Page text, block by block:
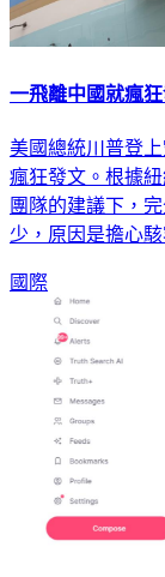
一飛離中國就瘋
美國總統川普登
瘋狂發文。根據
團隊的建議下，
少，原因是擔心
國際